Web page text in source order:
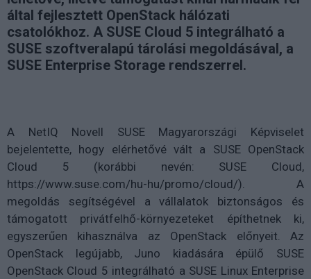
által fejlesztett OpenStack hálózati
csatolókhoz. A SUSE Cloud 5 integrálható a
SUSE szoftveralapú tárolási megoldásával, a
SUSE Enterprise Storage rendszerrel.
A NetIQ Novell SUSE Magyarországi Képviselet
bejelentette, hogy elérhetővé vált a SUSE OpenStack
Cloud 5 (korábbi nevén: SUSE Cloud,
https://www.suse.com/hu-hu/promo/cloud/). A
megoldás segítségével a vállalatok biztonságos és
támogatott privátfelhő-környezeteket építhetnek ki,
egyszerűen kihasználva az OpenStack előnyeit. Az
OpenStack legújabb, Juno kiadására épülő SUSE
OpenStack Cloud 5 integrálható a SUSE Linux Enterprise